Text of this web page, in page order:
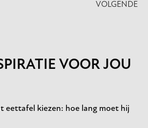
VOLGENDE
VOOR JOU
eettafel kiezen: hoe lang moet hij